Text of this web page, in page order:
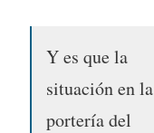
Y es que la
situación en la
portería del